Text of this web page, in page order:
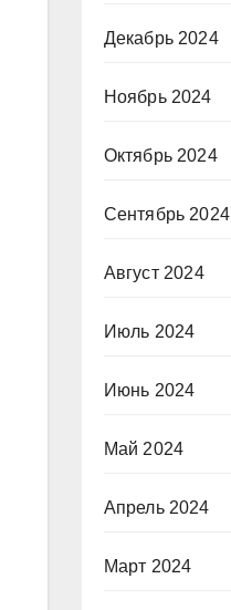
Декабрь 2024
Ноябрь 2024
Октябрь 2024
Сентябрь 2024
Август 2024
Июль 2024
Июнь 2024
Май 2024
Апрель 2024
Март 2024